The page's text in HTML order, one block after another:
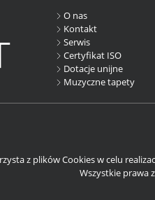
O nas
Kontakt
Serwis
Certyfikat ISO
Dotacje unijne
Muzyczne tapety
z plików Cookies w celu
Wszystkie prawa